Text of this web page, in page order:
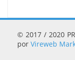
© 2017 / 2020
por Vireweb